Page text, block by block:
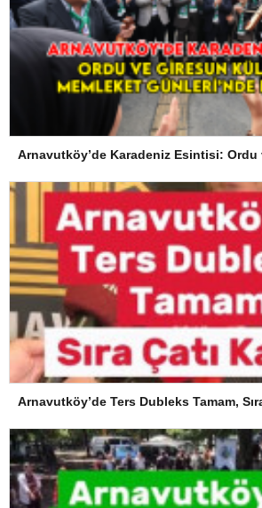
Arnavutköy’de Ters Dubleks Tamam,